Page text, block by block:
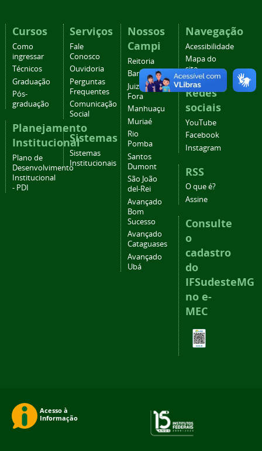
Cursos
Como
ingressar
Técnicos
Graduação
Pós-
graduação
Planejamento
Institucional
Plano de
Desenvolvimento
Institucional
- PDI
Serviços
Fale
Conosco
Ouvidoria
Perguntas
Frequentes
Comunicação
Social
Sistemas
Sistemas
Institucionais
Nossos
Campi
Reitoria
Barbacena
Juiz de
Fora
Manhuaçu
Muriaé
Rio
Pomba
Santos
Dumont
São João
del-Rei
Avançado
Bom
Sucesso
Avançado
Cataguases
Avançado
Ubá
Navegação
Acessibilidade
Mapa do
site
Redes
sociais
YouTube
Facebook
Instagram
RSS
O que é?
Assine
Consulte
o
cadastro
do
IFSudesteMG
no e-
MEC